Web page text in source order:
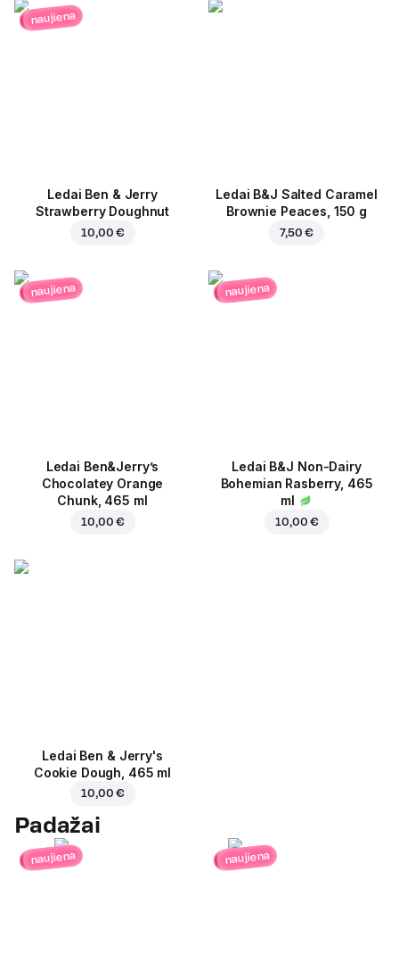
naujiena
Ledai Ben & Jerry
Strawberry Doughnut
10,00 €
Ledai B&J Salted Caramel
Brownie Peaces, 150 g
7,50 €
naujiena
Ledai Ben&Jerry’s
Chocolatey Orange
Chunk, 465 ml
10,00 €
naujiena
Ledai B&J Non-Dairy
Bohemian Rasberry, 465
ml
10,00 €
Ledai Ben & Jerry's
Cookie Dough, 465 ml
10,00 €
Padažai
naujiena naujiena